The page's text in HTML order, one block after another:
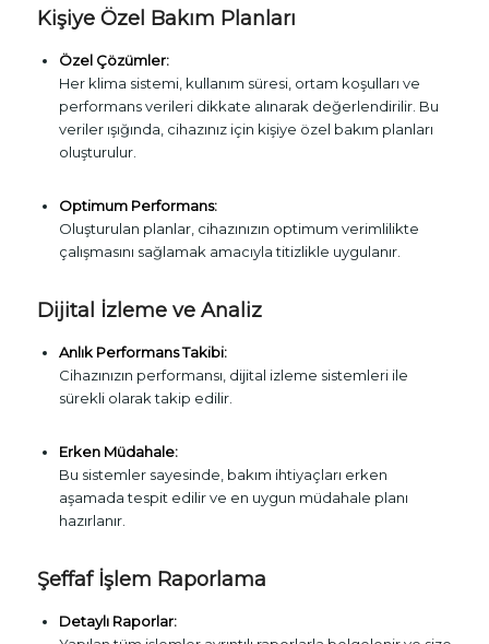
Kişiye Özel Bakım Planları
Özel Çözümler:
Her klima sistemi, kullanım süresi, ortam koşulları ve
performans verileri dikkate alınarak değerlendirilir. Bu
veriler ışığında, cihazınız için kişiye özel bakım planları
oluşturulur.
Optimum Performans:
Oluşturulan planlar, cihazınızın optimum verimlilikte
çalışmasını sağlamak amacıyla titizlikle uygulanır.
Dijital İzleme ve Analiz
Anlık Performans Takibi:
Cihazınızın performansı, dijital izleme sistemleri ile
sürekli olarak takip edilir.
Erken Müdahale:
Bu sistemler sayesinde, bakım ihtiyaçları erken
aşamada tespit edilir ve en uygun müdahale planı
hazırlanır.
Şeffaf İşlem Raporlama
Detaylı Raporlar: